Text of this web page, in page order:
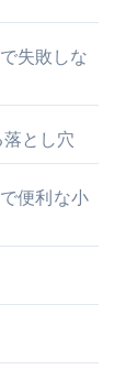
失敗しな
とし穴
便利な小